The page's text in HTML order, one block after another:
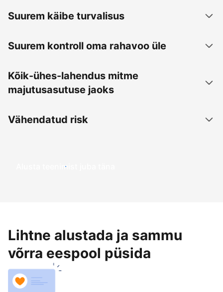
Suurem käibe turvalisus
Suurem kontroll oma rahavoo üle
Kõik-ühes-lahendus mitme
majutusasutuse jaoks
Vähendatud risk
Alusta teenimist juba täna
Lihtne alustada ja sammu
võrra eespool püsida